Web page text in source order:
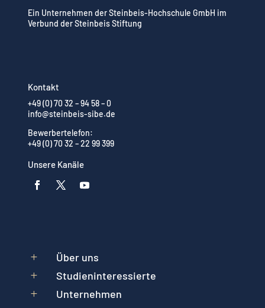
Ein Unternehmen der Steinbeis-Hochschule GmbH im
Verbund der Steinbeis Stiftung
Kontakt
+49 (0) 70 32 – 94 58 – 0
info@steinbeis-sibe.de
Bewerbertelefon:
+49 (0) 70 32 – 22 99 399
Unsere Kanäle
L Über uns
L Studieninteressierte
L Unternehmen